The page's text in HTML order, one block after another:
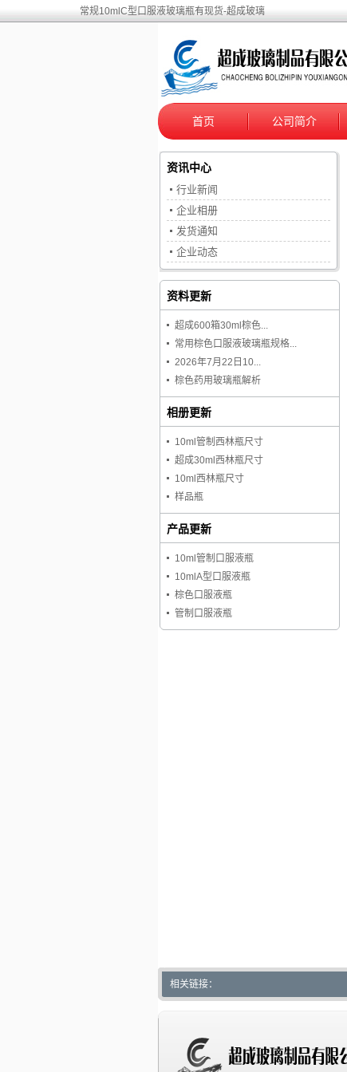
常规10mlC型口服液玻璃瓶有现货-超成玻璃
首页 公司简介
资讯中心
行业新闻
企业相册
发货通知
企业动态
资料更新
超成600箱30ml棕色...
常用棕色口服液玻璃瓶规格...
2026年7月22日10...
棕色药用玻璃瓶解析
相册更新
10ml管制西林瓶尺寸
超成30ml西林瓶尺寸
10ml西林瓶尺寸
样品瓶
产品更新
10ml管制口服液瓶
10mlA型口服液瓶
棕色口服液瓶
管制口服液瓶
相关链接：